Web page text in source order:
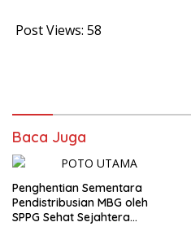
Post Views: 58
Baca Juga
Penghentian Sementara
Pendistribusian MBG oleh
SPPG Sehat Sejahtera